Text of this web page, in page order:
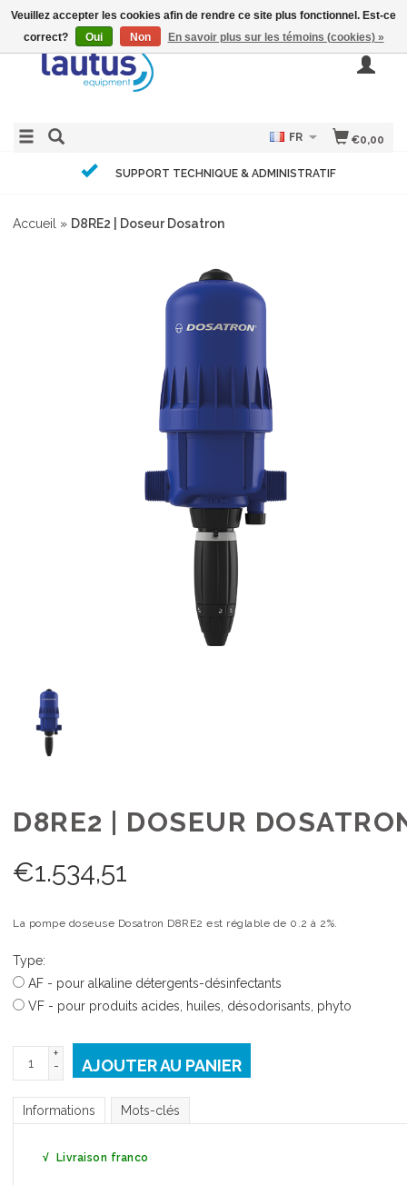
€0,00
FR
SUPPORT TECHNIQUE & ADMINISTRATIF
Accueil » D8RE2 | Doseur Dosatron
D8RE2 | DOSEUR
€1.534,51
La pompe doseuse Dosatron D8RE2 est réglable de 0.2 à 2%.
Type:
AF - pour alkaline détergents-désinfectants
VF - pour produits acides, huiles, désodorisants, phyto
+
-
AJOUTER AU PANIER
Informations Mots-clés
√ Livraison franco
Veuillez accepter les cookies afin de rendre ce site plus fonctionnel. Est-ce
correct?
Oui Non En savoir plus sur les témoins (cookies) »